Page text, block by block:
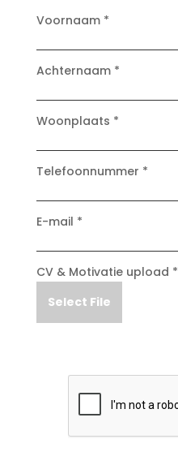
Voornaam *
Achternaam *
Woonplaats *
Telefoonnummer *
E-mail *
CV & Motivatie upload *
Select File